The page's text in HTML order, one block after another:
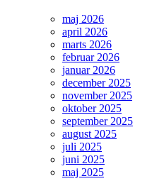
maj 2026
april 2026
marts 2026
februar 2026
januar 2026
december 2025
november 2025
oktober 2025
september 2025
august 2025
juli 2025
juni 2025
maj 2025